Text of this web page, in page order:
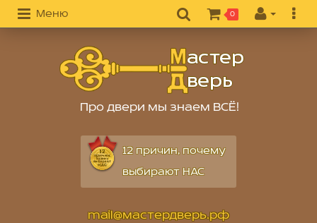
Меню 0
Про двери мы знаем ВСЁ!
12 причин, почему
выбирают НАС
mail@мастердверь.рф